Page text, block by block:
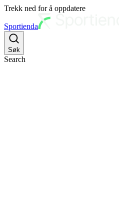
Trekk ned for å oppdatere
Sportienda
Søk
Search